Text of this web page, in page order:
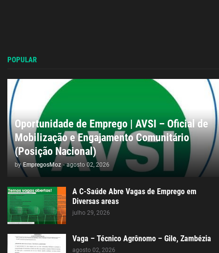
POPULAR
Oportunidade de Emprego | AVSI – Oficial de
Mobilização e Engajamento Comunitário
(Posição Nacional)
by EmpregosMoz - agosto 02, 2026
A C-Saúde Abre Vagas de Emprego em
Diversas areas
julho 29, 2026
Vaga – Técnico Agrônomo – Gile, Zambézia
agosto 02, 2026